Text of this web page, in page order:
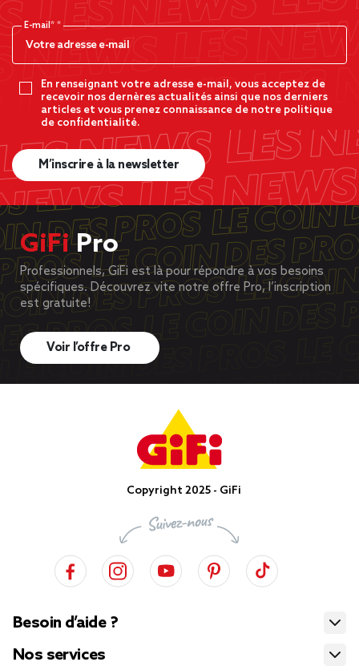
E-mail*
En renseignant votre adresse e-mail, vous acceptez de
recevoir nos dernères actualités ainsi que nos derniers
articles et vous prenez connaissance de notre politique
de confidentialité.
M’inscrire à la newsletter
GiFiPro
Professionnels, GiFi est là pour répondre à vos besoins
spécifiques. Découvrez vite notre offre Pro, l’inscription
est gratuite!
Voir l’offre Pro
Copyright 2025 - GiFi
Besoin d’aide ?
Nos services